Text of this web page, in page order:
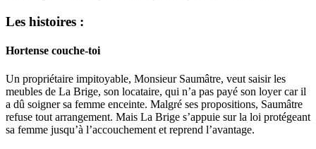
Les histoires :
Hortense couche-toi
Un propriétaire impitoyable, Monsieur Saumâtre, veut saisir les
meubles de La Brige, son locataire, qui n’a pas payé son loyer car il
a dû soigner sa femme enceinte. Malgré ses propositions, Saumâtre
refuse tout arrangement. Mais La Brige s’appuie sur la loi protégeant
sa femme jusqu’à l’accouchement et reprend l’avantage.